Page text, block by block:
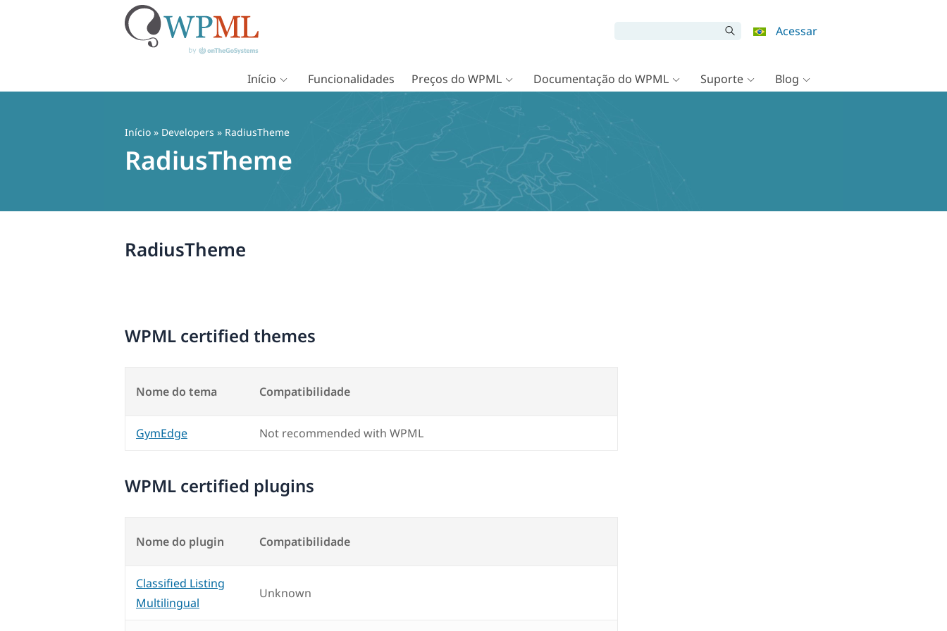
Acessar
Início Funcionalidades Preços do WPML Documentação do WPML Suporte Blog
Início » Developers » RadiusTheme
RadiusTheme
RadiusTheme
WPML certified themes
Nome do tema Compatibilidade
GymEdge Not recommended with WPML
WPML certified plugins
Nome do plugin Compatibilidade
Classified Listing
Multilingual
Unknown